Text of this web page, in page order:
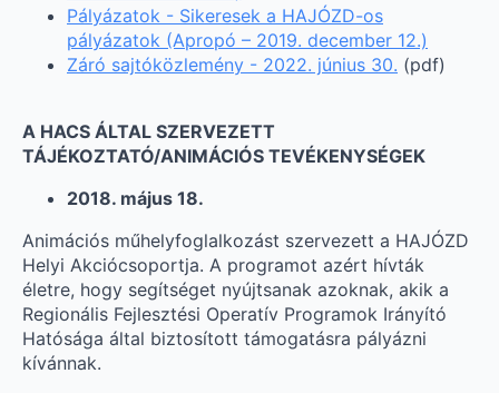
Pályázatok - Sikeresek a HAJÓZD-os
pályázatok (Apropó – 2019. december 12.)
Záró sajtóközlemény - 2022. június 30. (pdf)
A HACS ÁLTAL SZERVEZETT
TÁJÉKOZTATÓ/ANIMÁCIÓS TEVÉKENYSÉGEK
2018. május 18.
Animációs műhelyfoglalkozást szervezett a HAJÓZD
Helyi Akciócsoportja. A programot azért hívták
életre, hogy segítséget nyújtsanak azoknak, akik a
Regionális Fejlesztési Operatív Programok Irányító
Hatósága által biztosított támogatásra pályázni
kívánnak.